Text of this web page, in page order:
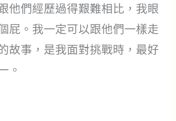
他們經歷過得艱難相比，我眼
屁。我一定可以跟他們一樣走
故事，是我面對挑戰時，最好
。